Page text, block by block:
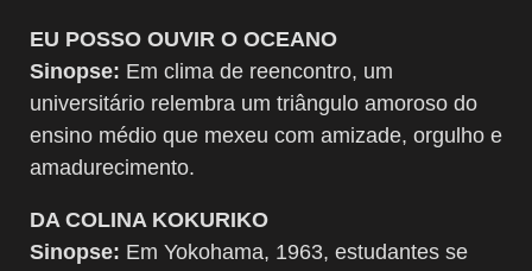
EU POSSO OUVIR O OCEANO
Sinopse: Em clima de reencontro, um
universitário relembra um triângulo amoroso do
ensino médio que mexeu com amizade, orgulho e
amadurecimento.
DA COLINA KOKURIKO
Sinopse: Em Yokohama, 1963, estudantes se